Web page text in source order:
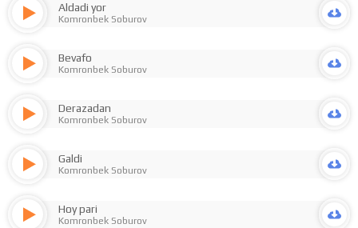
Aldadi yor
Komronbek Soburov
Bevafo
Komronbek Soburov
Derazadan
Komronbek Soburov
Galdi
Komronbek Soburov
Hoy pari
Komronbek Soburov